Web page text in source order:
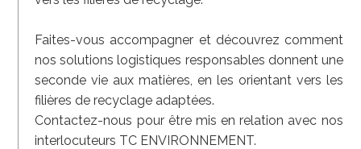
Faites-vous accompagner et découvrez comment
nos solutions logistiques responsables donnent une
seconde vie aux matières, en les orientant vers les
filières de recyclage adaptées.
Contactez-nous pour être mis en relation avec nos
interlocuteurs TC ENVIRONNEMENT.